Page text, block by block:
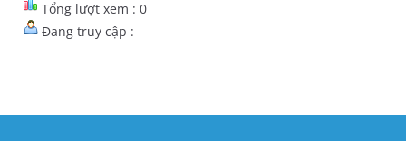
Tổng lượt xem : 0
Đang truy cập :